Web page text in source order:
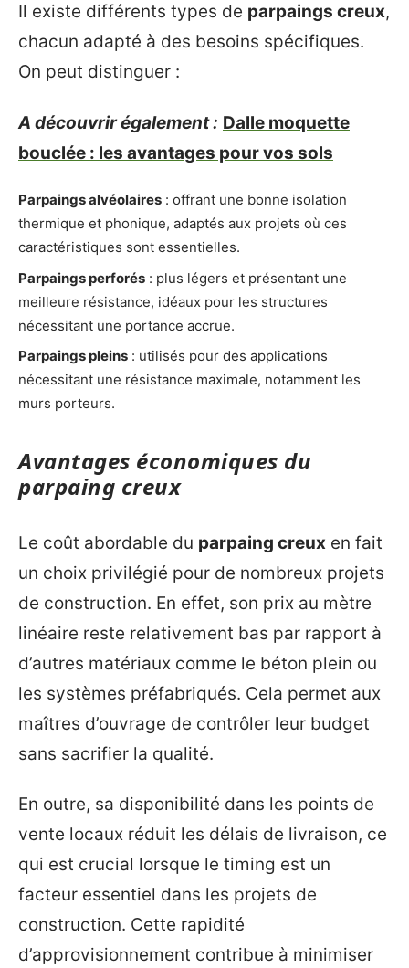
Il existe différents types de parpaings creux,
chacun adapté à des besoins spécifiques.
On peut distinguer :
A découvrir également : Dalle moquette
bouclée : les avantages pour vos sols
Parpaings alvéolaires : offrant une bonne isolation
thermique et phonique, adaptés aux projets où ces
caractéristiques sont essentielles.
Parpaings perforés : plus légers et présentant une
meilleure résistance, idéaux pour les structures
nécessitant une portance accrue.
Parpaings pleins : utilisés pour des applications
nécessitant une résistance maximale, notamment les
murs porteurs.
Avantages économiques du
parpaing creux
Le coût abordable du parpaing creux en fait
un choix privilégié pour de nombreux projets
de construction. En effet, son prix au mètre
linéaire reste relativement bas par rapport à
d’autres matériaux comme le béton plein ou
les systèmes préfabriqués. Cela permet aux
maîtres d’ouvrage de contrôler leur budget
sans sacrifier la qualité.
En outre, sa disponibilité dans les points de
vente locaux réduit les délais de livraison, ce
qui est crucial lorsque le timing est un
facteur essentiel dans les projets de
construction. Cette rapidité
d’approvisionnement contribue à minimiser